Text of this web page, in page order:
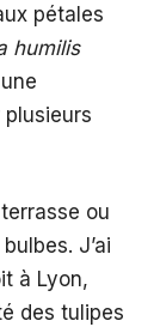
pétales
humilis
ou
J’ai
à Lyon,
des tulipes